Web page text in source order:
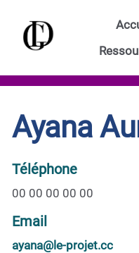
Aller au contenu
Ayana
Téléphone
00 00 00 00 00
Email
ayana@le-projet.cc